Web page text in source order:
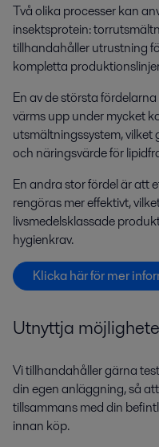
Två olika processer kan
insektsprotein:
tillhandahåller utrustning
kompletta
En av de största
värms upp under mycket
utsmältningssystem,
och näringsvärde för
En andra stor fördel är att
rengöras mer effektivt,
livsmedelsklassade
hygienkrav.
Klicka här för mer
Utnyttja
Vi tillhandahåller gärna
din egen anläggning, så
tillsammans med din
innan köp.